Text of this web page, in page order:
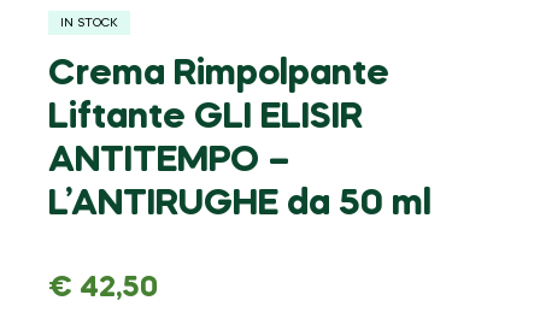
IN STOCK
Crema Rimpolpante
Liftante GLI ELISIR
ANTITEMPO –
L’ANTIRUGHE da 50 ml
€ 42,50